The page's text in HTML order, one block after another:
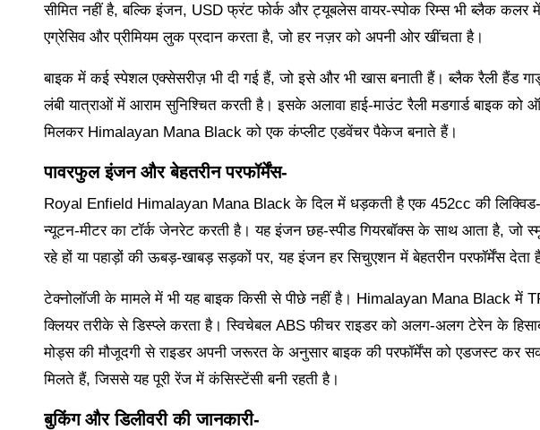
सीमित नहीं है, बल्कि इंजन, USD फ्रंट फोर्क और ट्यूबलेस वायर-स्पोक रिम्स भी ब्लैक
एग्रेसिव और प्रीमियम लुक प्रदान करता है, जो हर नज़र को अपनी ओर खींचता है।
बाइक में कई स्पेशल एक्सेसरीज़ भी दी गई हैं, जो इसे और भी खास बनाती हैं। ब्लैक रैली हैंड
लंबी यात्राओं में आराम सुनिश्चित करती है। इसके अलावा हाई-माउंट रैली मडगार्ड बाइक
मिलकर Himalayan Mana Black को एक कंप्लीट एडवेंचर पैकेज बनाते हैं।
पावरफुल इंजन और बेहतरीन परफॉर्मेंस-
Royal Enfield Himalayan Mana Black के दिल में धड़कती है एक 452cc की लिक्विड-
न्यूटन-मीटर का टॉर्क जेनरेट करती है। यह इंजन छह-स्पीड गियरबॉक्स के साथ आता है, जो
रहे हों या पहाड़ों की ऊबड़-खाबड़ सड़कों पर, यह इंजन हर सिचुएशन में बेहतरीन परफॉर्मेंस देता
टेक्नोलॉजी के मामले में भी यह बाइक किसी से पीछे नहीं है। Himalayan Mana Black में
क्लियर तरीके से डिस्प्ले करता है। स्विचेबल ABS फीचर राइडर को अलग-अलग टेरेन के
मोड्स की मौजूदगी से राइडर अपनी जरूरत के अनुसार बाइक की परफॉर्मेंस को एडजस्ट कर
मिलते हैं, जिससे यह पूरी रेंज में कंसिस्टेंसी बनी रहती है।
बुकिंग और डिलीवरी की जानकारी-